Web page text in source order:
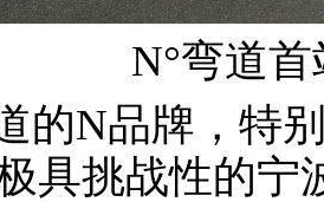
N°弯道
的N品牌，特
具挑战性的宁